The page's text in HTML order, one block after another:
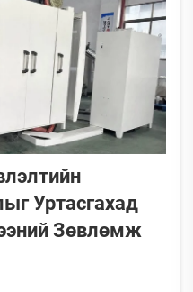
Уртасгахад
Зөвлөмж